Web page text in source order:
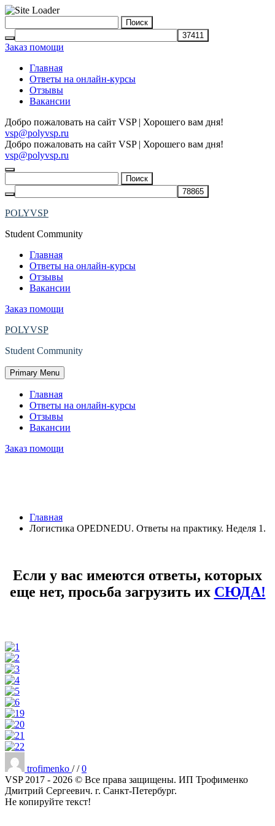
to
content
Заказ помощи
Главная
Ответы на онлайн-курсы
Отзывы
Вакансии
Добро пожаловать на сайт VSP | Хорошего вам дня!
vsp@polyvsp.ru
Добро пожаловать на сайт VSP | Хорошего вам дня!
vsp@polyvsp.ru
POLYVSP
Student Community
Главная
Ответы на онлайн-курсы
Отзывы
Вакансии
Заказ помощи
POLYVSP
Student Community
Primary Menu
Главная
Ответы на онлайн-курсы
Отзывы
Вакансии
Заказ помощи
Главная
Логистика OPEDNEDU. Ответы на практику. Неделя 1.
Если у вас имеются ответы, которых
еще нет, просьба загрузить их СЮДА!
trofimenko / / 0
VSP 2017 - 2026 © Все права защищены. ИП Трофименко
Дмитрий Сергеевич. г. Санкт-Петербург.
Не копируйте текст!